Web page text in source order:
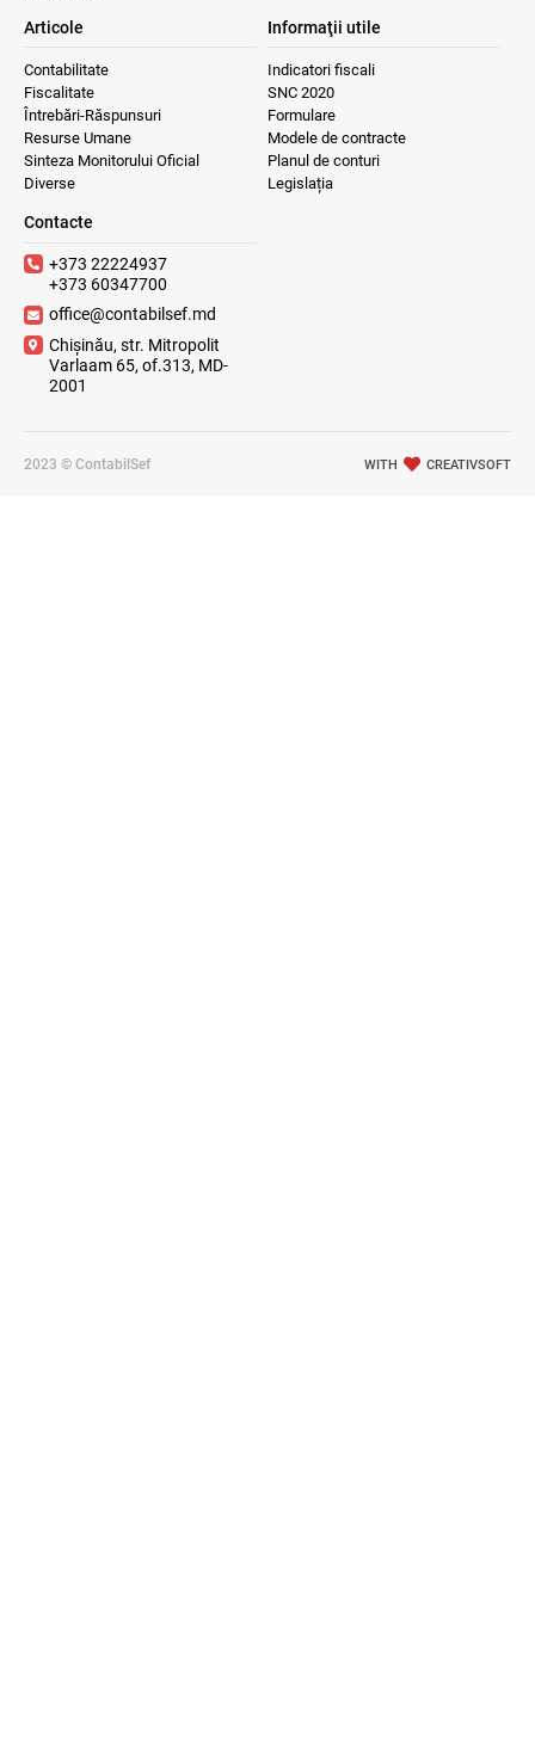
Articole
Contabilitate
Fiscalitate
Întrebări-Răspunsuri
Resurse Umane
Sinteza Monitorului Oficial
Diverse
Informaţii utile
Indicatori fiscali
SNC 2020
Formulare
Modele de contracte
Planul de conturi
Legislația
Contacte
+373 22224937
+373 60347700
office@contabilsef.md
Chișinău, str. Mitropolit
Varlaam 65, of.313, MD-
2001
2023 © ContabilSef WITH CREATIVSOFT